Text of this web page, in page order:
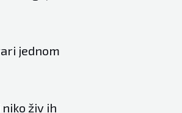
jednom
živ ih